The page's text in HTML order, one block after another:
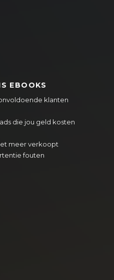
EBOOKS
klanten
die jou geld kosten
meer verkoopt
fouten